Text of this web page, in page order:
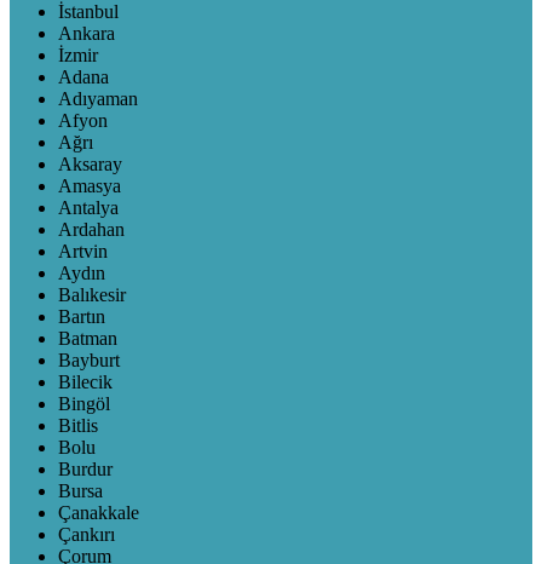
İstanbul
Ankara
İzmir
Adana
Adıyaman
Afyon
Ağrı
Aksaray
Amasya
Antalya
Ardahan
Artvin
Aydın
Balıkesir
Bartın
Batman
Bayburt
Bilecik
Bingöl
Bitlis
Bolu
Burdur
Bursa
Çanakkale
Çankırı
Çorum